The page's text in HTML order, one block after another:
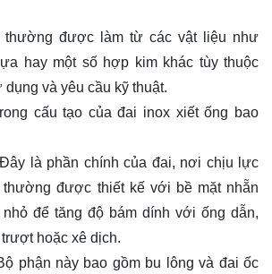
thường được làm từ các vật liệu như
hay một số hợp kim khác tùy thuộc
và yêu cầu kỹ thuật.
cấu tạo của đai inox xiết ống bao
là phần chính của đai, nơi chịu lực
thường được thiết kế với bề mặt nhẵn
để tăng độ bám dính với ống dẫn,
hoặc xê dịch.
phận này bao gồm bu lông và đai ốc